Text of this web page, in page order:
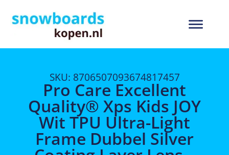
SKU: 8706507093674817457
Pro Care Excellent
Quality® Xps Kids JOY
Wit TPU Ultra-Light
Frame Dubbel Silver